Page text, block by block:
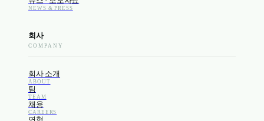
NEWS & PRESS
회사
COMPANY
회사 소개
ABOUT
팀
TEAM
채용
CAREERS